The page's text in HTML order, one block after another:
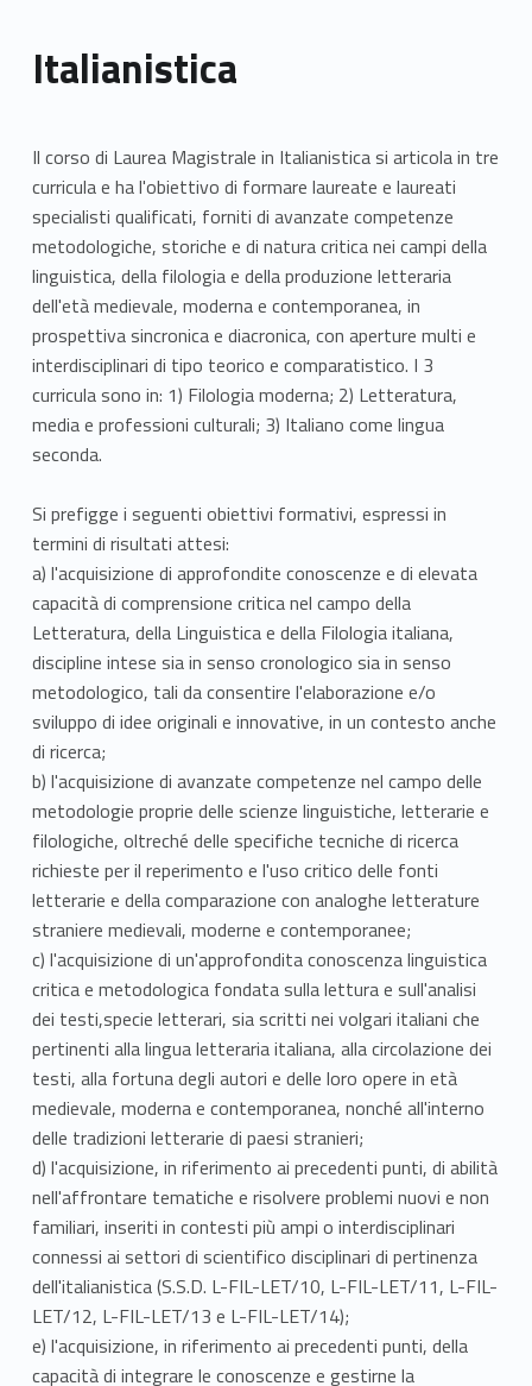
Italianistica
Il corso di Laurea Magistrale in Italianistica si articola in tre
curricula e ha l'obiettivo di formare laureate e laureati
specialisti qualificati, forniti di avanzate competenze
metodologiche, storiche e di natura critica nei campi della
linguistica, della filologia e della produzione letteraria
dell'età medievale, moderna e contemporanea, in
prospettiva sincronica e diacronica, con aperture multi e
interdisciplinari di tipo teorico e comparatistico. I 3
curricula sono in: 1) Filologia moderna; 2) Letteratura,
media e professioni culturali; 3) Italiano come lingua
seconda.
Si prefigge i seguenti obiettivi formativi, espressi in
termini di risultati attesi:
a) l'acquisizione di approfondite conoscenze e di elevata
capacità di comprensione critica nel campo della
Letteratura, della Linguistica e della Filologia italiana,
discipline intese sia in senso cronologico sia in senso
metodologico, tali da consentire l'elaborazione e/o
sviluppo di idee originali e innovative, in un contesto anche
di ricerca;
b) l'acquisizione di avanzate competenze nel campo delle
metodologie proprie delle scienze linguistiche, letterarie e
filologiche, oltreché delle specifiche tecniche di ricerca
richieste per il reperimento e l'uso critico delle fonti
letterarie e della comparazione con analoghe letterature
straniere medievali, moderne e contemporanee;
c) l'acquisizione di un'approfondita conoscenza linguistica
critica e metodologica fondata sulla lettura e sull'analisi
dei testi,specie letterari, sia scritti nei volgari italiani che
pertinenti alla lingua letteraria italiana, alla circolazione dei
testi, alla fortuna degli autori e delle loro opere in età
medievale, moderna e contemporanea, nonché all'interno
delle tradizioni letterarie di paesi stranieri;
d) l'acquisizione, in riferimento ai precedenti punti, di abilità
nell'affrontare tematiche e risolvere problemi nuovi e non
familiari, inseriti in contesti più ampi o interdisciplinari
connessi ai settori di scientifico disciplinari di pertinenza
dell'italianistica (S.S.D. L-FIL-LET/10, L-FIL-LET/11, L-FIL-
LET/12, L-FIL-LET/13 e L-FIL-LET/14);
e) l'acquisizione, in riferimento ai precedenti punti, della
capacità di integrare le conoscenze e gestirne la